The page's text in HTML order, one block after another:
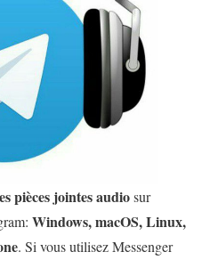
pièces jointes audiosur
Windows, macOS, Linux,
. Si vous utilisez Messenger